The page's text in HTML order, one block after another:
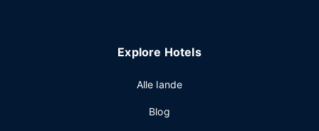
Explore Hotels
Alle lande
Blog